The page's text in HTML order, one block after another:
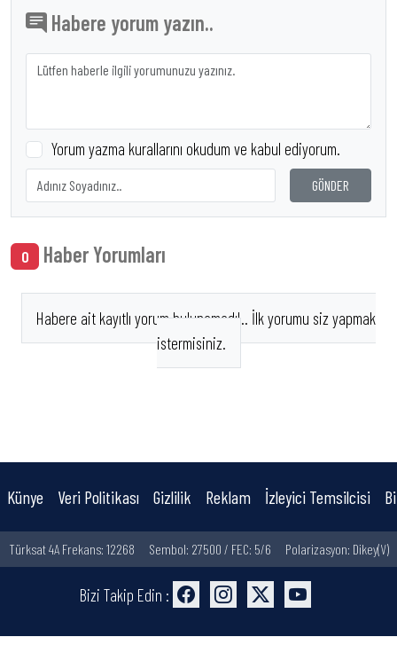
Habere yorum yazın..
Yorum yazma kurallarını okudum ve kabul ediyorum.
GÖNDER
0 Haber Yorumları
Habere ait kayıtlı yorum bulunamadı!.. İlk yorumu siz yapmak
istermisiniz.
Künye Veri Politikası Gizlilik Reklam İzleyici Temsilcisi
Türksat 4A Frekans: 12268 Sembol: 27500 / FEC: 5/6 Polarizasyon: Dikey(V)
Bizi Takip Edin :